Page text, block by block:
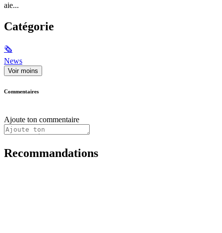
aie...
Catégorie
🗞
News
Voir moins
Commentaires
Ajoute ton commentaire
Recommandations